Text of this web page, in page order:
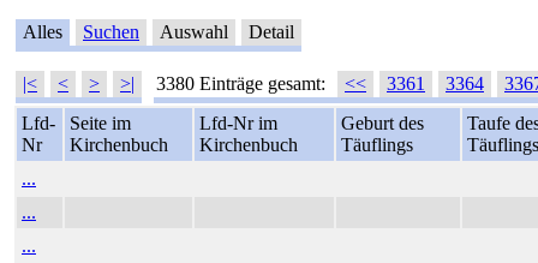
Alles Suchen Auswahl Detail
|< < > >| 3380 Einträge gesamt: << 3361 3364
Lfd-
Nr
Seite im
Kirchenbuch
Lfd-Nr im
Kirchenbuch
Geburt des
Täuflings
Taufe
Täuflings
...
...
...